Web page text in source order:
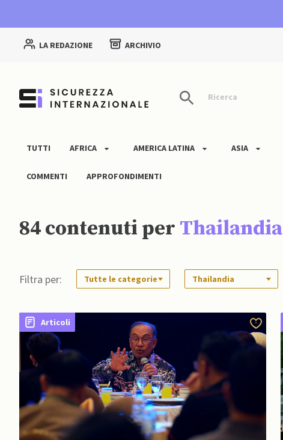
LA REDAZIONE ARCHIVIO
Ricerca
TUTTI AFRICA AMERICA LATINA ASIA
COMMENTI APPROFONDIMENTI
84 contenuti per Thailandia
Filtra per: Tutte le categorie Thailandia
Articoli